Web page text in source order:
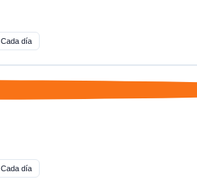
Cada día
Cada día